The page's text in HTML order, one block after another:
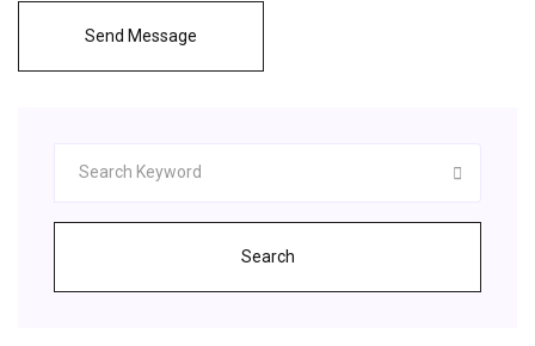
Send Message
Search